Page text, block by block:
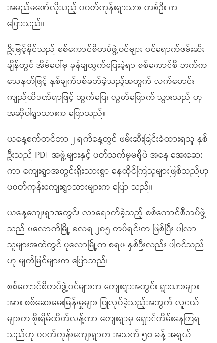
အမည်မဖော်လိုသည့် ပဝတ်ကုန်းရွာသား တစ်ဦး က
ပြောသည်။
ဦးမြင့်နိုင်သည် စစ်ကောင်စီတပ်ဖွဲ့ဝင်များ ဝင်ရောက်ဖမ်းဆီး
ချိန်တွင် အိမ်ပေါ်မှ ခုန်ချထွက်ပြေးခဲ့ရာ စစ်ကောင်စီ ဘက်က
သေနတ်ဖြင့် နှစ်ချက်ပစ်ခတ်ခဲ့သည့်အတွက် လက်မောင်း
ကျည်ထိဒဏ်ရာဖြင့် ထွက်ပြေး လွတ်မြောက် သွားသည် ဟု
အဆိုပါရွာသားက ပြောသည်။
ယနေ့စက်တင်ဘာ ၂ ရက်နေ့တွင် ဖမ်းဆီးခြင်းခံထားရသူ နှစ်
ဦးသည် PDF အဖွဲ့များနှင့် ပတ်သက်မှုမရှိပဲ အနေ အေးဆေး
ကာ ကျေးရွာအတွင်းရိုးသားစွာ နေထိုင်ကြသူများဖြစ်သည်ဟု
ပဝတ်ကုန်းကျေးရွာသားများက ပြော သည်။
ယနေ့ကျေးရွာအတွင်း လာရောက်ခဲ့သည့် စစ်ကောင်စီတပ်ဖွဲ့
သည် ပလောက်မြို့ ခလရ-၂၈၅ တပ်ရင်းက ဖြစ်ပြီး ပါလာ
သူများအထဲတွင် ပုလောမြို့က စရဖ နှစ်ဦးလည်း ပါဝင်သည်
ဟု မျက်မြင်များက ပြောသည်။
စစ်ကောင်စီတပ်ဖွဲ့ဝင်များက ကျေးရွာအတွင်း ရွာသားများ
အား စစ်ဆေးမေးမြန်းမှုများ ပြုလုပ်ခဲ့သည့်အတွက် လူငယ်
များက စိုးရိမ်ထိတ်လန့်ကာ ကျေးရွာမှ ရှောင်တိမ်းနေကြရ
သည်ဟု ပဝတ်ကုန်းကျေးရွာက အသက် ၅၀ ခန့် အရွယ်